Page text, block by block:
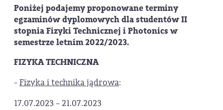
Poniżej podajemy proponowane terminy
egzaminów dyplomowych dla studentów II
stopnia Fizyki Technicznej i Photonics w
semestrze letnim 2022/2023.
FIZYKA TECHNICZNA
-Fizyka i technika jądrowa:
17.07.2023 – 21.07.2023